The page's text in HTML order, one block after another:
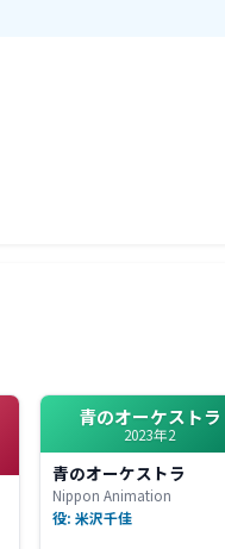
青のオーケストラ
2023年2
青のオーケストラ
Nippon Animation
役: 米沢千佳